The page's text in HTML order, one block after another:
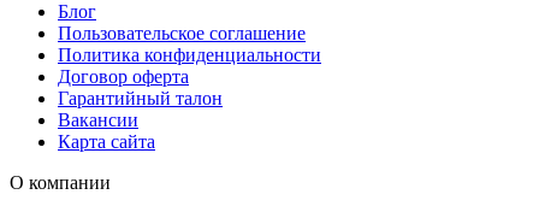
Блог
Пользовательское соглашение
Политика конфиденциальности
Договор оферта
Гарантийный талон
Вакансии
Карта сайта
О компании